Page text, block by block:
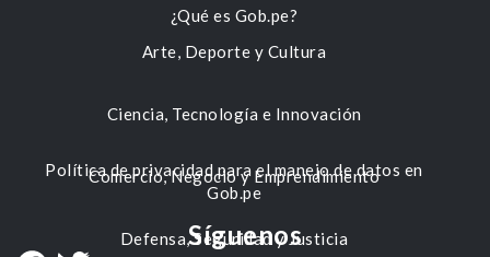
Arte, Deporte y Cultura
Ciencia, Tecnología e Innovación
Comercio, Negocio y Emprendimiento
Defensa, Seguridad y Justicia
¿Qué es Gob.pe?
Política de privacidad para el manejo de datos en
Gob.pe
Síguenos